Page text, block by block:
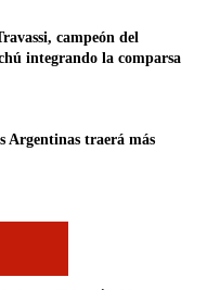
campeón del
integrando la comparsa
Argentinas traerá más